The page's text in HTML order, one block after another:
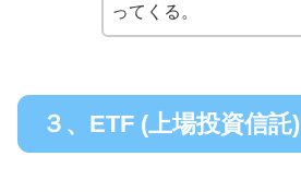
ってくる。
３、ETF (上場投資信託)